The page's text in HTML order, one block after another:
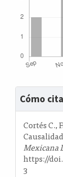
Detalles
del
artículo
Cómo
Cortés C.,
Mexicana
https://
3